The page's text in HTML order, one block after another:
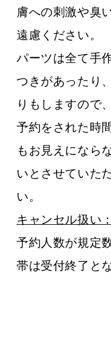
膚への刺激や臭
遠慮ください。
パーツは全て手
つきがあったり
りもしますので
予約をされた時
もお見えになら
いとさせていた
い。
キャンセル扱い
予約人数が規定
帯は受付終了と